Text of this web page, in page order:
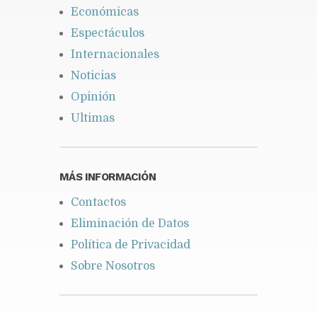
Económicas
Espectáculos
Internacionales
Noticias
Opinión
Ultimas
MÁS INFORMACIÓN
Contactos
Eliminación de Datos
Política de Privacidad
Sobre Nosotros